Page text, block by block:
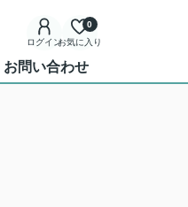
ログインお気に入り
0
お問い合わせ